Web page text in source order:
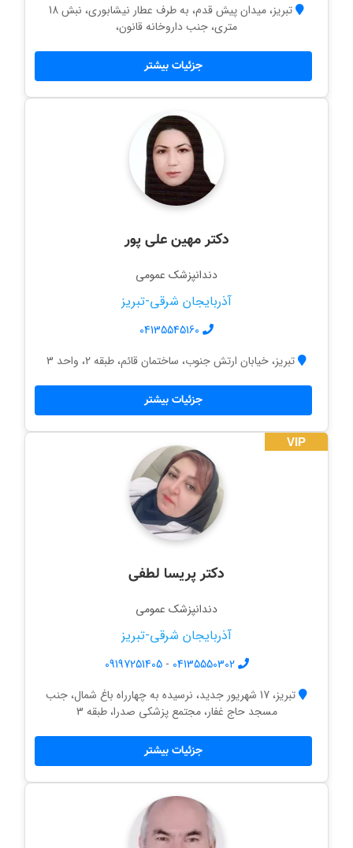
تبریز، میدان پیش قدم، به طرف عطار نیشابوری، نبش 18
متری، جنب داروخانه قانون،
جزئیات بیشتر
دکتر مهین علی پور
دندانپزشک عمومی
آذربایجان شرقی-تبریز
04135545160
تبریز، خیابان ارتش جنوب، ساختمان قائم، طبقه 2، واحد 3
جزئیات بیشتر
VIP
دکتر پریسا لطفی
دندانپزشک عمومی
آذربایجان شرقی-تبریز
04135550302
-
09197251405
تبریز، 17 شهریور جدید، نرسیده به چهارراه باغ شمال، جنب
مسجد حاج غفار، مجتمع پزشکی صدرا، طبقه 3
جزئیات بیشتر